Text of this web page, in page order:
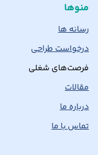
منوها
رسانه ها
درخواست طراحی
فرصت‌های شغلی
مقالات
درباره ما
تماس با ما